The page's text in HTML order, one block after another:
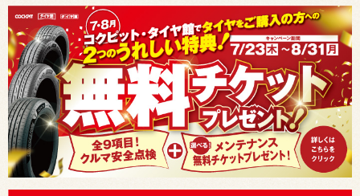
10:00～18:30 （作業受付17:30最終） / 定休日：7月定休日 1日、7日、8日、14日、15日、21